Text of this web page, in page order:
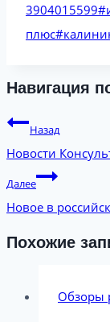
3904015599#
плюс#
Навигация
Назад
Новости
Далее
Новое в
Похожие
Обзоры